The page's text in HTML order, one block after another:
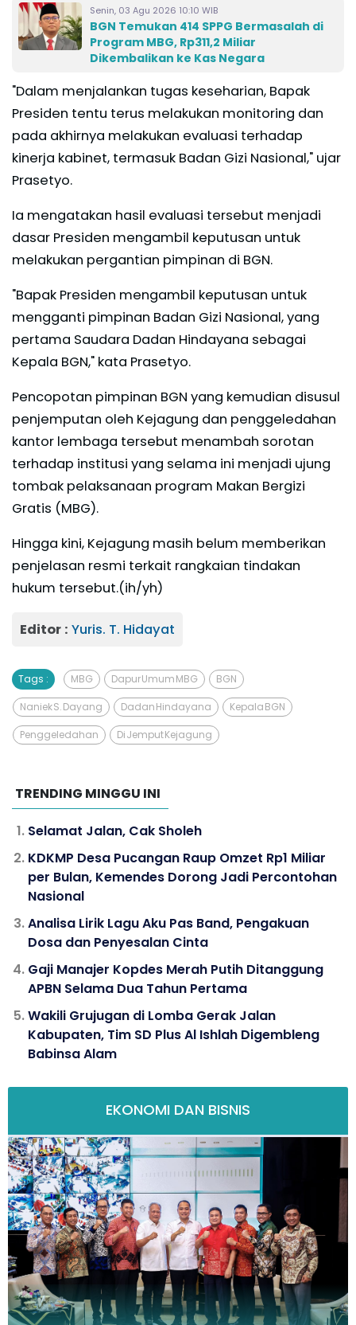
Senin, 03 Agu 2026 10:10 WIB
BGN Temukan 414 SPPG Bermasalah di
Program MBG, Rp311,2 Miliar
Dikembalikan ke Kas Negara
"Dalam menjalankan tugas keseharian, Bapak
Presiden tentu terus melakukan monitoring dan
pada akhirnya melakukan evaluasi terhadap
kinerja kabinet, termasuk Badan Gizi Nasional," ujar
Prasetyo.
Ia mengatakan hasil evaluasi tersebut menjadi
dasar Presiden mengambil keputusan untuk
melakukan pergantian pimpinan di BGN.
"Bapak Presiden mengambil keputusan untuk
mengganti pimpinan Badan Gizi Nasional, yang
pertama Saudara Dadan Hindayana sebagai
Kepala BGN," kata Prasetyo.
Pencopotan pimpinan BGN yang kemudian disusul
penjemputan oleh Kejagung dan penggeledahan
kantor lembaga tersebut menambah sorotan
terhadap institusi yang selama ini menjadi ujung
tombak pelaksanaan program Makan Bergizi
Gratis (MBG).
Hingga kini, Kejagung masih belum memberikan
penjelasan resmi terkait rangkaian tindakan
hukum tersebut.(ih/yh)
Editor : Yuris. T. Hidayat
Tags : MBG Dapur Umum MBG BGN
Naniek S. Dayang Dadan Hindayana Kepala BGN
Penggeledahan Di Jemput Kejagung
TRENDING MINGGU INI
Selamat Jalan, Cak Sholeh
KDKMP Desa Pucangan Raup Omzet Rp1 Miliar
per Bulan, Kemendes Dorong Jadi Percontohan
Nasional
Analisa Lirik Lagu Aku Pas Band, Pengakuan
Dosa dan Penyesalan Cinta
Gaji Manajer Kopdes Merah Putih Ditanggung
APBN Selama Dua Tahun Pertama
Wakili Grujugan di Lomba Gerak Jalan
Kabupaten, Tim SD Plus Al Ishlah Digembleng
Babinsa Alam
EKONOMI DAN BISNIS